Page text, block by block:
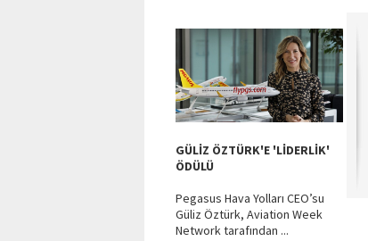
GÜLİZ ÖZTÜRK'E 'LİDERLİK'
ÖDÜLÜ
Pegasus Hava Yolları CEO’su
Güliz Öztürk, Aviation Week
Network tarafından ...